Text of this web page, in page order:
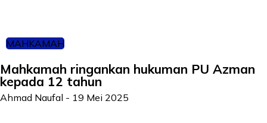
MAHKAMAH
Mahkamah ringankan hukuman PU Azman
kepada 12 tahun
Ahmad Naufal - 19 Mei 2025